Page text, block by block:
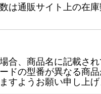
は通販サイト上の在
合、商品名に記載さ
ドの型番が異なる商
すようお願い申し上げ